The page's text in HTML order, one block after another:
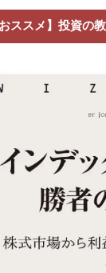
おススメ】投資の